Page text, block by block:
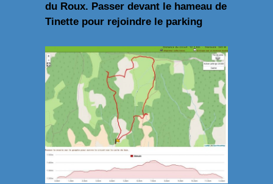
du Roux. Passer devant le hameau de
Tinette pour rejoindre le parking